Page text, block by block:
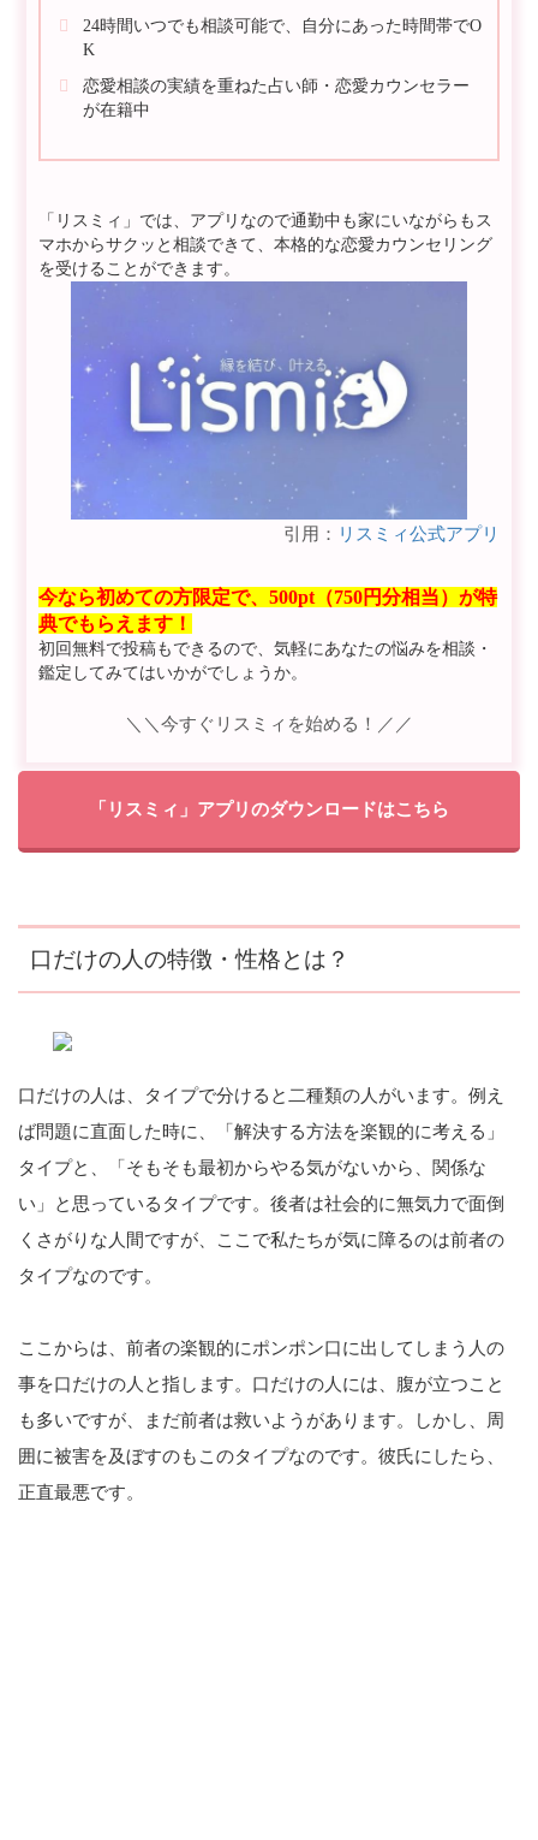
24時間いつでも相談可能で、自分にあった時間帯でO
K
恋愛相談の実績を重ねた占い師・恋愛カウンセラー
が在籍中
「リスミィ」では、アプリなので通勤中も家にいながらもス
マホからサクッと相談できて、本格的な恋愛カウンセリング
を受けることができます。
引用： リスミィ公式アプリ
今なら初めての方限定で、500pt（750円分相当）が特
典でもらえます！
初回無料で投稿もできるので、気軽にあなたの悩みを相談・
鑑定してみてはいかがでしょうか。
＼＼今すぐリスミィを始める！／／
「リスミィ」アプリのダウンロードはこちら
口だけの人の特徴・性格とは？
口だけの人は、タイプで分けると二種類の人がいます。例え
ば問題に直面した時に、「解決する方法を楽観的に考える」
タイプと、「そもそも最初からやる気がないから、関係な
い」と思っているタイプです。後者は社会的に無気力で面倒
くさがりな人間ですが、ここで私たちが気に障るのは前者の
タイプなのです。
ここからは、前者の楽観的にポンポン口に出してしまう人の
事を口だけの人と指します。口だけの人には、腹が立つこと
も多いですが、まだ前者は救いようがあります。しかし、周
囲に被害を及ぼすのもこのタイプなのです。彼氏にしたら、
正直最悪です。